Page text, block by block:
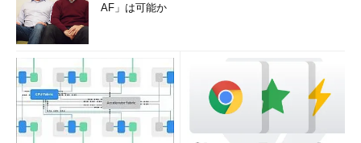
AF」は可能か